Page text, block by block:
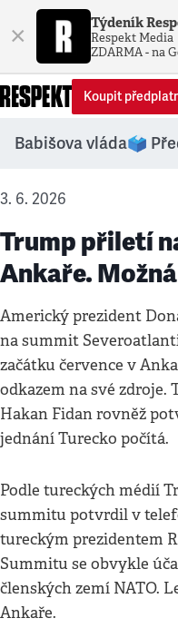
× Týdeník
Respekt Media
ZDARMA - na
Koupit
Babišova vláda🗳️
3. 6. 2026
Trump přiletí
Ankaře. Možná
Americký prezident
na summit
začátku července v
odkazem na své
Hakan Fidan rovněž
jednání Turecko počítá.
Podle tureckých médií
summitu potvrdil v
tureckým prezidentem
Summitu se obvykle
členských zemí NATO.
Ankaře.